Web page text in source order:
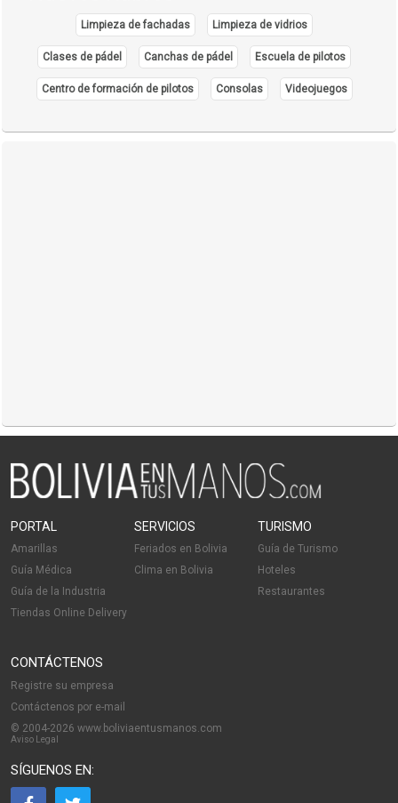
Limpieza de fachadas Limpieza de vidrios
Clases de pádel Canchas de pádel Escuela de pilotos
Centro de formación de pilotos Consolas Videojuegos
PORTAL
Amarillas
Guía Médica
Guía de la Industria
Tiendas Online Delivery
SERVICIOS
Feriados en Bolivia
Clima en Bolivia
TURISMO
Guía de Turismo
Hoteles
Restaurantes
CONTÁCTENOS
Registre su empresa
Contáctenos por e-mail
© 2004-2026 www.boliviaentusmanos.com
Aviso Legal
SÍGUENOS EN: